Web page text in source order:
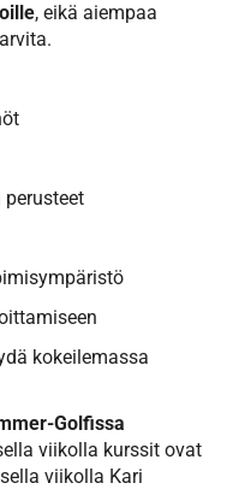
, eikä aiempaa
kokeilemassa
Golfissa
viikolla kurssit ovat
viikolla Kari